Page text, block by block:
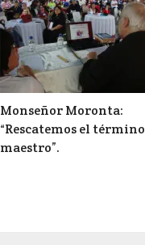
Monseñor Moronta:
“Rescatemos el término
maestro”.